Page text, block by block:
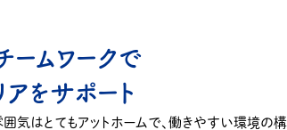
ームワークで
アをサポート
気はとてもアットホームで、働きやすい環境の